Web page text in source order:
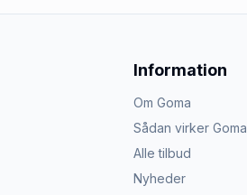
Information
Om Goma
Sådan virker Goma
Alle tilbud
Nyheder